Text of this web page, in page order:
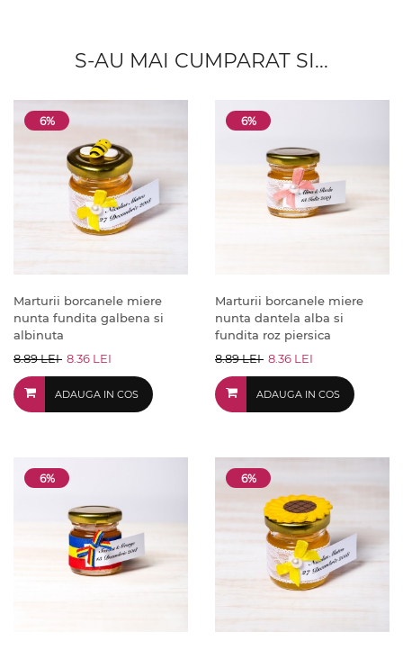
S-AU MAI CUMPARAT SI...
6%
Marturii borcanele miere
nunta fundita galbena si
albinuta
8.89 LEI 8.36 LEI
ADAUGA IN COS
6%
Marturii borcanele miere
nunta dantela alba si
fundita roz piersica
8.89 LEI 8.36 LEI
ADAUGA IN COS
6% 6%